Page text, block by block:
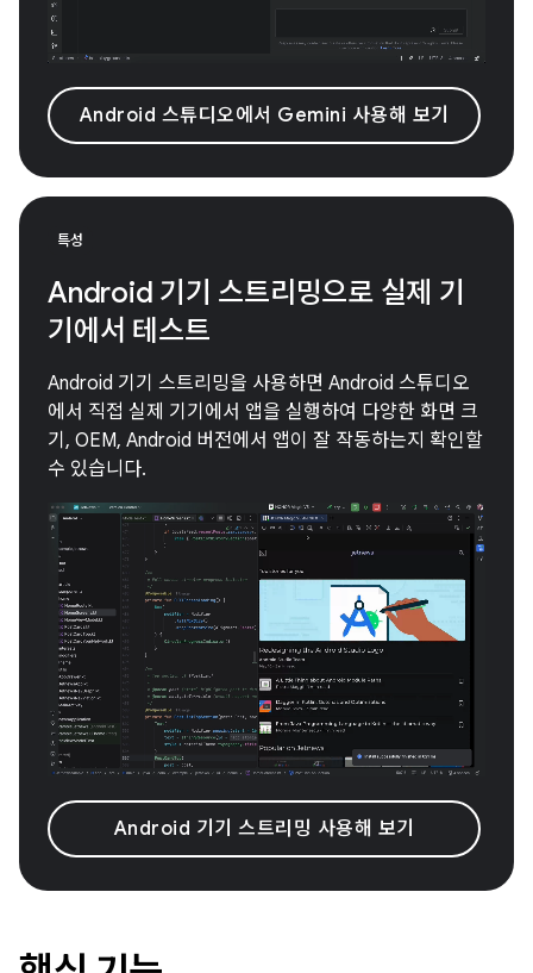
Android 스튜디오에서 Gemini 사용해 보기
특성
Android 기기 스트리밍으로 실제 기
기에서 테스트
Android 기기 스트리밍을 사용하면 Android 스튜디오
에서 직접 실제 기기에서 앱을 실행하여 다양한 화면 크
기, OEM, Android 버전에서 앱이 잘 작동하는지 확인할
수 있습니다.
Android 기기 스트리밍 사용해 보기